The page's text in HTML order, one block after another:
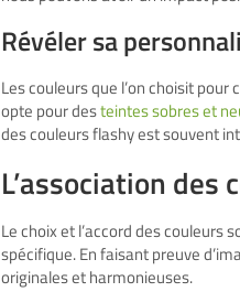
Révéler sa
Les couleurs que l’on choisit
opte pour desteintes sobres et
des couleurs flashy est souvent
L’association des
Le choix et l’accord des
spécifique. En faisant preuve
originales et harmonieuses.